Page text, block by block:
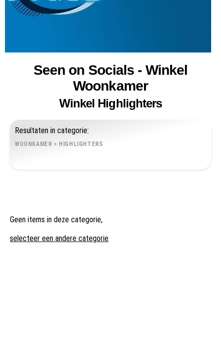
Seen on Socials - Winkel
Woonkamer
Winkel Highlighters
Resultaten in categorie:
WOONKAMER > HIGHLIGHTERS
Geen items in deze categorie,
selecteer een andere categorie